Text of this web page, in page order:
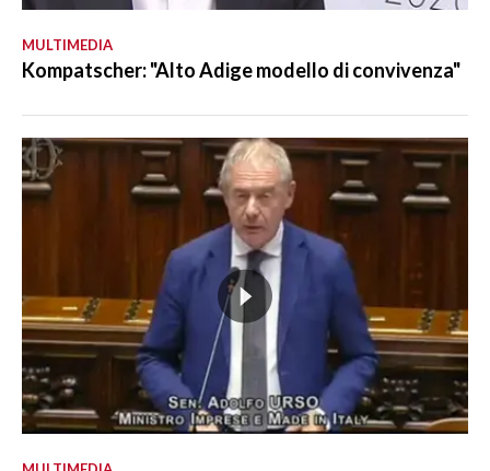
MULTIMEDIA
Kompatscher: "Alto Adige modello di convivenza"